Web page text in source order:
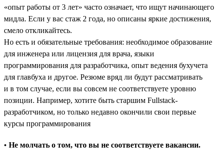
«опыт работы от 3 лет» часто означает, что ищут начинающего
мидла. Если у вас стаж 2 года, но описаны яркие достижения,
смело откликайтесь.
Но есть и обязательные требования: необходимое образование
для инженера или лицензия для врача, языки
программирования для разработчика, опыт ведения бухучета
для главбуха и другое. Резюме вряд ли будут рассматривать
и в том случае, если вы совсем не соответствуете уровню
позиции. Например, хотите быть старшим Fullstack-
разработчиком, но только недавно окончили свои первые
курсы программирования
• Не молчать о том, что вы не соответствуете вакансии.